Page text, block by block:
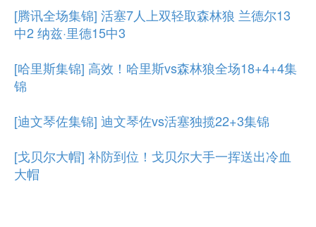
[腾讯全场集锦] 活塞7人上双轻取森林狼 兰德尔13
中2 纳兹·里德15中3
[哈里斯集锦] 高效！哈里斯vs森林狼全场18+4+4集
锦
[迪文琴佐集锦] 迪文琴佐vs活塞独揽22+3集锦
[戈贝尔大帽] 补防到位！戈贝尔大手一挥送出冷血
大帽